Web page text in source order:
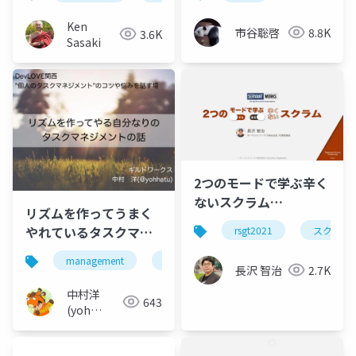
Ken
Sasaki
3.6K 市谷聡啓 8.8K
リズムを作ってうまく
やれているタスクマネ
ジメントの話
management devlove
中村洋
(yoh
643
2つのモードで学ぶ辛く
ないスクラム
#RSGT2021
rsgt2021 スクラム
長沢 智治 2.7K